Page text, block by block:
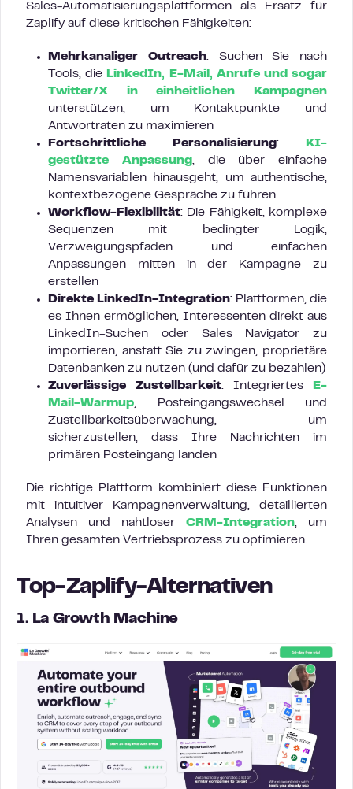
Sales-Automatisierungsplattformen als Ersatz für
Zaplify auf diese kritischen Fähigkeiten:
Mehrkanaliger Outreach: Suchen Sie nach
Tools, die LinkedIn, E-Mail, Anrufe und sogar
Twitter/X in einheitlichen Kampagnen
unterstützen, um Kontaktpunkte und
Antwortraten zu maximieren
Fortschrittliche Personalisierung:
KI-
gestützte Anpassung, die über einfache
Namensvariablen hinausgeht, um authentische,
kontextbezogene Gespräche zu führen
Workflow-Flexibilität: Die Fähigkeit, komplexe
Sequenzen mit bedingter Logik,
Verzweigungspfaden und einfachen
Anpassungen mitten in der Kampagne zu
erstellen
Direkte LinkedIn-Integration: Plattformen, die
es Ihnen ermöglichen, Interessenten direkt aus
LinkedIn-Suchen oder Sales Navigator zu
importieren, anstatt Sie zu zwingen, proprietäre
Datenbanken zu nutzen (und dafür zu bezahlen)
Zuverlässige Zustellbarkeit: Integriertes
E-
Mail-Warmup, Posteingangswechsel und
Zustellbarkeitsüberwachung, um
sicherzustellen, dass Ihre Nachrichten im
primären Posteingang landen
Die richtige Plattform kombiniert diese Funktionen
mit intuitiver Kampagnenverwaltung, detaillierten
Analysen und nahtloser CRM-Integration, um
Ihren gesamten Vertriebsprozess zu optimieren.
Top-Zaplify-Alternativen
1. La Growth Machine